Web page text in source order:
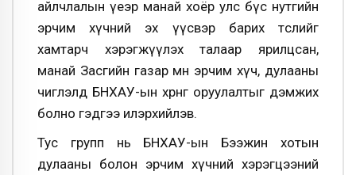
айлчлалын үеэр манай хоёр улс бүс нутгийн
эрчим хүчний эх үүсвэр барих төслийг
хамтарч хэрэгжүүлэх талаар ярилцсан,
манай Засгийн газар мөн эрчим хүч, дулааны
чиглэлд БНХАУ-ын хөрөнгө оруулалтыг дэмжих
болно гэдгээ илэрхийлэв.
Тус групп нь БНХАУ-ын Бээжин хотын
дулааны болон эрчим хүчний хэрэгцээний